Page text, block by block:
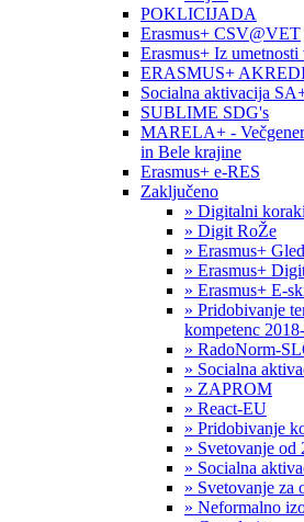
POKLICIJADA
Erasmus+ CSV@VET
Erasmus+ Iz umetnosti
ERASMUS+
Socialna aktivacija
SUBLIME SDG's
MARELA+ -
in Bele krajine
Erasmus+ e-RES
Zaključeno
» Digitalni
» Digit RoŽe
» Erasmus+
» Erasmus+
» Erasmus+ E-
» Pridobivanje
kompetenc
» RadoNorm-
» Socialna
» ZAPROM
» React-EU
» Pridobivanje
» Svetovanje od
» Socialna
» Svetovanje za
» Neformalno